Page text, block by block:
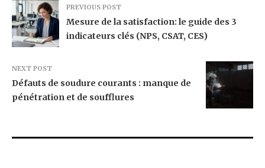
PREVIOUS POST
Mesure de la satisfaction: le guide des 3
indicateurs clés (NPS, CSAT, CES)
NEXT POST
Défauts de soudure courants : manque de
pénétration et de soufflures